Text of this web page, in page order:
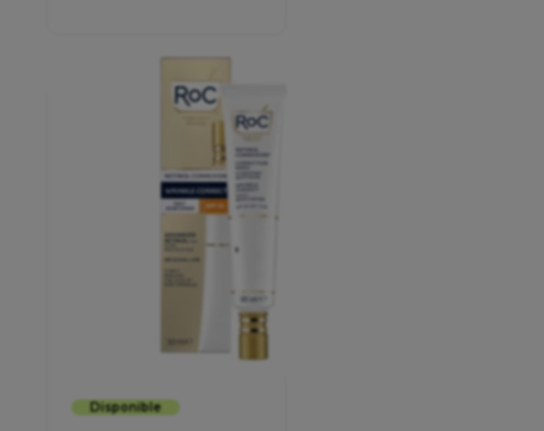
Disponible